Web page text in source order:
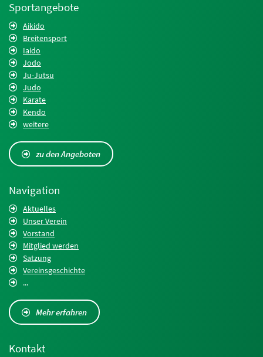
Sportangebote
Aikido
Breitensport
Iaido
Jodo
Ju-Jutsu
Judo
Karate
Kendo
weitere
zu den Angeboten
Navigation
Aktuelles
Unser Verein
Vorstand
Mitglied werden
Satzung
Vereinsgeschichte
...
Mehr erfahren
Kontakt